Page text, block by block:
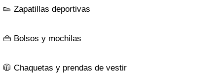
👟 Zapatillas deportivas
👜 Bolsos y mochilas
🧥 Chaquetas y prendas de vestir